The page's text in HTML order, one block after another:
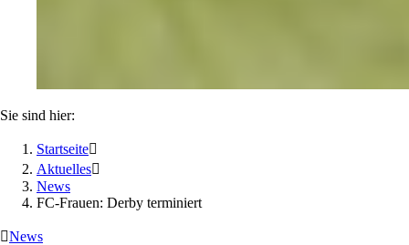
Sie sind hier:
Startseite
Aktuelles
News
FC-Frauen: Derby terminiert
News